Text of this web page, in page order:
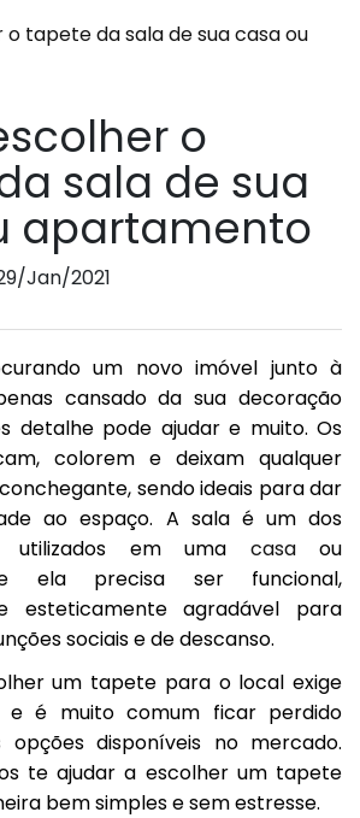
o
sala de sua
apartamento
Jan/2021
um novo imóvel junto à
cansado da sua decoração
detalhe pode ajudar e muito. Os
colorem e deixam qualquer
sendo ideais para dar
ao espaço. A sala é um dos
utilizados em uma casaou
ela precisa ser funcional,
esteticamente agradável para
sociais e de descanso.
um tapete para o local exige
e é muito comum ficar perdido
disponíveis no mercado.
te ajudar a escolher um tapete
bem simples e sem estresse.